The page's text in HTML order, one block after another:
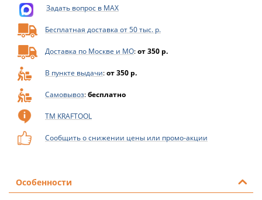
Задать вопрос в MAX
Бесплатная доставка от 50 тыс. р.
Доставка по Москве и МО:от 350 р.
В пункте выдачи:от 350 р.
Самовывоз:бесплатно
ТМ KRAFTOOL
Сообщить о снижении цены или промо-акции
Особенности